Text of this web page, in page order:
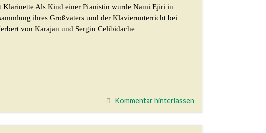
Als Kind einer Pianistin wurde Nami Ejiri in
ihres Großvaters und der Klavierunterricht bei
von Karajan und Sergiu Celibidache
Kommentar hinterlassen